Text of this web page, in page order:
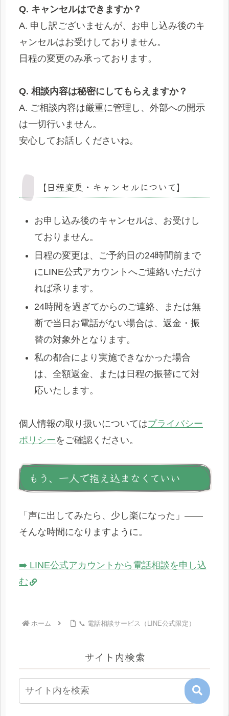
Q. キャンセルはできますか？
A. 申し訳ございませんが、お申し込み後のキ
ャンセルはお受けしておりません。
日程の変更のみ承っております。
Q. 相談内容は秘密にしてもらえますか？
A. ご相談内容は厳重に管理し、外部への開示
は一切行いません。
安心してお話しくださいね。
【日程変更・キャンセルについて】
お申し込み後のキャンセルは、お受けし
ておりません。
日程の変更は、ご予約日の24時間前まで
にLINE公式アカウントへご連絡いただけ
れば承ります。
24時間を過ぎてからのご連絡、または無
断で当日お電話がない場合は、返金・振
替の対象外となります。
私の都合により実施できなかった場合
は、全額返金、または日程の振替にて対
応いたします。
個人情報の取り扱いについてはプライバシー
ポリシーをご確認ください。
もう、一人で抱え込まなくていい
「声に出してみたら、少し楽になった」——
そんな時間になりますように。
➡️ LINE公式アカウントから電話相談を申し込
む
ホーム 📞 電話相談サービス（LINE公式限定）
サイト内検索